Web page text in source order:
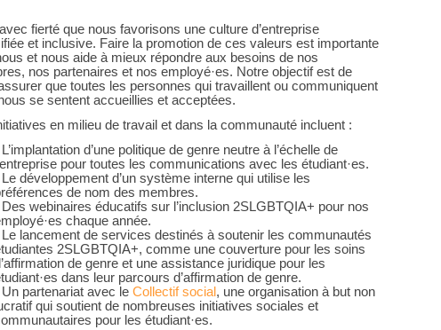
fierté que nous favorisons une culture d’entreprise
et inclusive. Faire la promotion de ces valeurs est importante
et nous aide à mieux répondre aux besoins de nos
nos partenaires et nos employé·es. Notre objectif est de
que toutes les personnes qui travaillent ou communiquent
se sentent accueillies et acceptées.
en milieu de travail et dans la communauté incluent :
L’implantation d’une politique de genre neutre à l’échelle de
pour toutes les communications avec les étudiant·es.
Le développement d’un système interne qui utilise les
de nom des membres.
Des webinaires éducatifs sur l’inclusion 2SLGBTQIA+ pour nos
chaque année.
Le lancement de services destinés à soutenir les communautés
2SLGBTQIA+, comme une couverture pour les soins
de genre et une assistance juridique pour les
dans leur parcours d’affirmation de genre.
Un partenariat avec le Collectif social , une organisation à but non
qui soutient de nombreuses initiatives sociales et
pour les étudiant·es.